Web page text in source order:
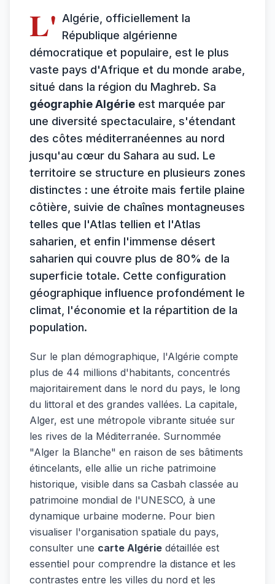
L' Algérie, officiellement la
République algérienne
démocratique et populaire, est le plus
vaste pays d'Afrique et du monde arabe,
situé dans la région du Maghreb. Sa
géographie Algérie est marquée par
une diversité spectaculaire, s'étendant
des côtes méditerranéennes au nord
jusqu'au cœur du Sahara au sud. Le
territoire se structure en plusieurs zones
distinctes : une étroite mais fertile plaine
côtière, suivie de chaînes montagneuses
telles que l'Atlas tellien et l'Atlas
saharien, et enfin l'immense désert
saharien qui couvre plus de 80% de la
superficie totale. Cette configuration
géographique influence profondément le
climat, l'économie et la répartition de la
population.
Sur le plan démographique, l'Algérie compte
plus de 44 millions d'habitants, concentrés
majoritairement dans le nord du pays, le long
du littoral et des grandes vallées. La capitale,
Alger, est une métropole vibrante située sur
les rives de la Méditerranée. Surnommée
"Alger la Blanche" en raison de ses bâtiments
étincelants, elle allie un riche patrimoine
historique, visible dans sa Casbah classée au
patrimoine mondial de l'UNESCO, à une
dynamique urbaine moderne. Pour bien
visualiser l'organisation spatiale du pays,
consulter une carte Algérie détaillée est
essentiel pour comprendre la distance et les
contrastes entre les villes du nord et les